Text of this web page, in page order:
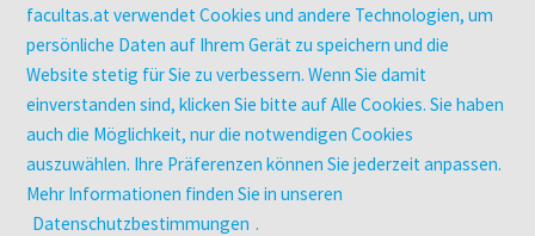
Zeitschriften
Digitale Angebote
UNTERNEHMEN
Über facultas
facultas Kooperationen
Arbeiten bei facultas
facultas.at verwendet Cookies und andere Technologien, um
persönliche Daten auf Ihrem Gerät zu speichern und die
Website stetig für Sie zu verbessern. Wenn Sie damit
einverstanden sind, klicken Sie bitte auf Alle Cookies. Sie haben
auch die Möglichkeit, nur die notwendigen Cookies
auszuwählen. Ihre Präferenzen können Sie jederzeit anpassen.
Mehr Informationen finden Sie in unseren
Datenschutzbestimmungen .